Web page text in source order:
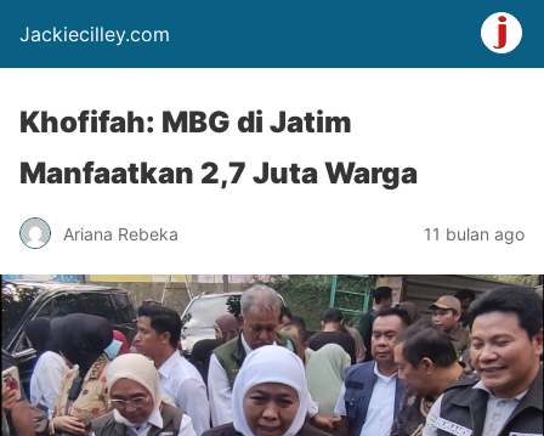
Jackiecilley.com
Khofifah: MBG di Jatim
Manfaatkan 2,7 Juta Warga
Ariana Rebeka 11 bulan ago